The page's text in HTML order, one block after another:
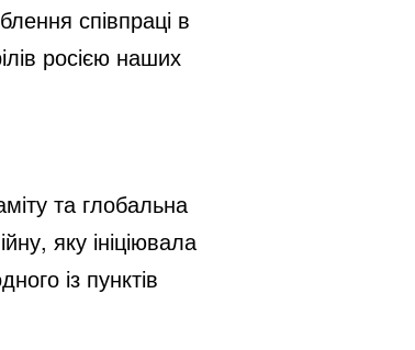
співпраці в
росією наших
та глобальна
яку ініціювала
із пунктів